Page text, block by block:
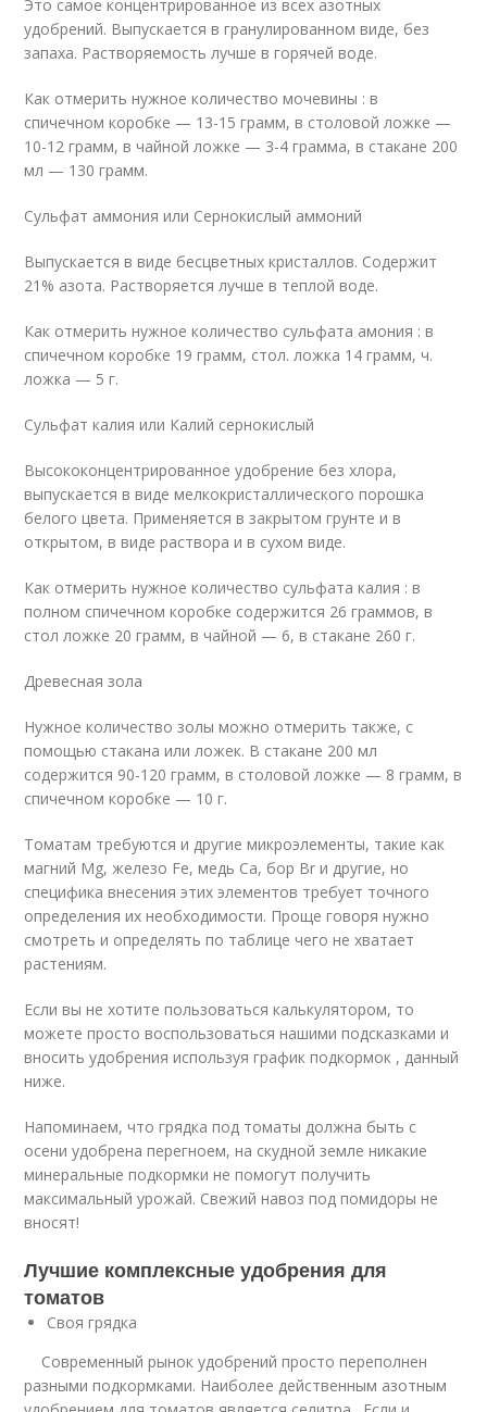
Это самое концентрированное из всех азотных
удобрений. Выпускается в гранулированном виде, без
запаха. Растворяемость лучше в горячей воде.
Как отмерить нужное количество мочевины : в
спичечном коробке — 13-15 грамм, в столовой ложке —
10-12 грамм, в чайной ложке — 3-4 грамма, в стакане 200
мл — 130 грамм.
Сульфат аммония или Сернокислый аммоний
Выпускается в виде бесцветных кристаллов. Содержит
21% азота. Растворяется лучше в теплой воде.
Как отмерить нужное количество сульфата амония : в
спичечном коробке 19 грамм, стол. ложка 14 грамм, ч.
ложка — 5 г.
Сульфат калия или Калий сернокислый
Высококонцентрированное удобрение без хлора,
выпускается в виде мелкокристаллического порошка
белого цвета. Применяется в закрытом грунте и в
открытом, в виде раствора и в сухом виде.
Как отмерить нужное количество сульфата калия : в
полном спичечном коробке содержится 26 граммов, в
стол ложке 20 грамм, в чайной — 6, в стакане 260 г.
Древесная зола
Нужное количество золы можно отмерить также, с
помощью стакана или ложек. В стакане 200 мл
содержится 90-120 грамм, в столовой ложке — 8 грамм, в
спичечном коробке — 10 г.
Томатам требуются и другие микроэлементы, такие как
магний Mg, железо Fe, медь Ca, бор Br и другие, но
специфика внесения этих элементов требует точного
определения их необходимости. Проще говоря нужно
смотреть и определять по таблице чего не хватает
растениям.
Если вы не хотите пользоваться калькулятором, то
можете просто воспользоваться нашими подсказками и
вносить удобрения используя график подкормок , данный
ниже.
Напоминаем, что грядка под томаты должна быть с
осени удобрена перегноем, на скудной земле никакие
минеральные подкормки не помогут получить
максимальный урожай. Свежий навоз под помидоры не
вносят!
Лучшие комплексные удобрения для
томатов
Своя грядка
Современный рынок удобрений просто переполнен
разными подкормками. Наиболее действенным азотным